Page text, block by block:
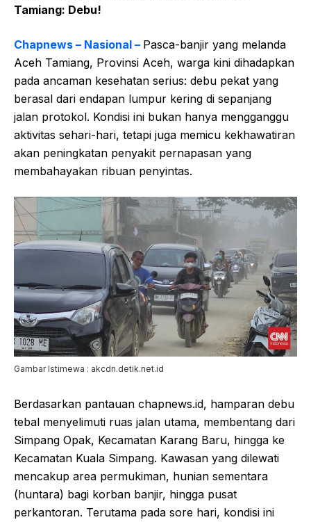
Tamiang: Debu!
Chapnews – Nasional – Pasca-banjir yang melanda
Aceh Tamiang, Provinsi Aceh, warga kini dihadapkan
pada ancaman kesehatan serius: debu pekat yang
berasal dari endapan lumpur kering di sepanjang
jalan protokol. Kondisi ini bukan hanya mengganggu
aktivitas sehari-hari, tetapi juga memicu kekhawatiran
akan peningkatan penyakit pernapasan yang
membahayakan ribuan penyintas.
Gambar Istimewa : akcdn.detik.net.id
Berdasarkan pantauan chapnews.id, hamparan debu
tebal menyelimuti ruas jalan utama, membentang dari
Simpang Opak, Kecamatan Karang Baru, hingga ke
Kecamatan Kuala Simpang. Kawasan yang dilewati
mencakup area permukiman, hunian sementara
(huntara) bagi korban banjir, hingga pusat
perkantoran. Terutama pada sore hari, kondisi ini